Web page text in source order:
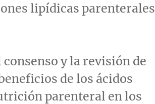
lipídicas parenterales
y la revisión de
de los ácidos
parenteral en los